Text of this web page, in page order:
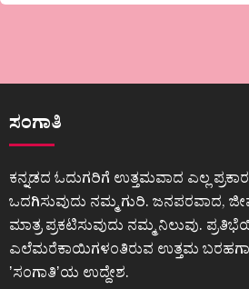
ಸಂಗಾತಿ
ಕನ್ನಡದ ಓದುಗರಿಗೆ ಉತ್ತಮವಾದ ಎಲ್ಲ
ಒದಗಿಸುವುದು ನಮ್ಮ ಗುರಿ. ಜನಪರವಾದ,
ಮಾತ್ರ ಪ್ರಕಟಿಸುವುದು ನಮ್ಮ ನಿಲುವು.
ಎಲೆಮರೆಕಾಯಿಗಳಂತಿರುವ ಉತ್ತಮ
ʼಸಂಗಾತಿʼಯ ಉದ್ದೇಶ.